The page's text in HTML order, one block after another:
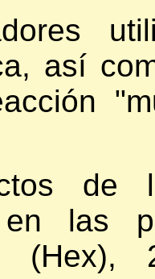
así
de
en las